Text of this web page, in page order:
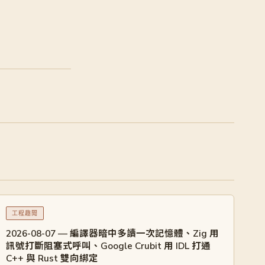
工程趣聞
2026-08-07 — 編譯器暗中多讀一次記憶體、Zig 用
訊號打斷阻塞式呼叫、Google Crubit 用 IDL 打通
C++ 與 Rust 雙向綁定